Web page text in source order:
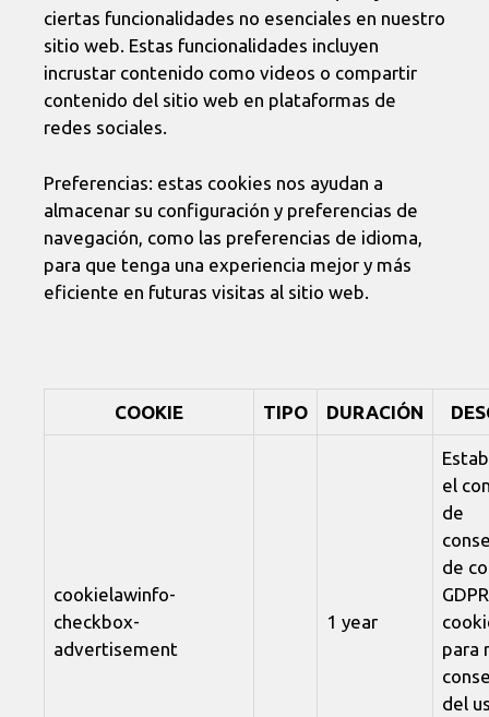
ciertas funcionalidades no esenciales en nuestro
sitio web. Estas funcionalidades incluyen
incrustar contenido como videos o compartir
contenido del sitio web en plataformas de
redes sociales.
Preferencias: estas cookies nos ayudan a
almacenar su configuración y preferencias de
navegación, como las preferencias de idioma,
para que tenga una experiencia mejor y más
eficiente en futuras visitas al sitio web.
COOKIE TIPO DURACIÓN
cookielawinfo-
checkbox-
advertisement
1 year
el
de
de
para
del